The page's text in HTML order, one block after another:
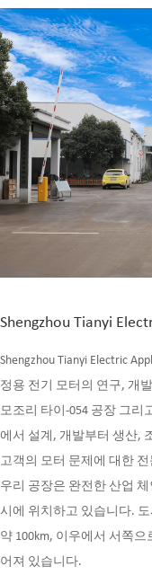
Shengzhou Tianyi
Shengzhou Tianyi Electric
정용 전기 모터의 연구, 개
모조리 타이-054 공장 그리
에서 설계, 개발부터 생산,
고객의 모터 문제에 대한
우리 공장은 완전한 산업
시에 위치하고 있습니다.
약 100km, 이우에서 서쪽으
어져 있습니다.